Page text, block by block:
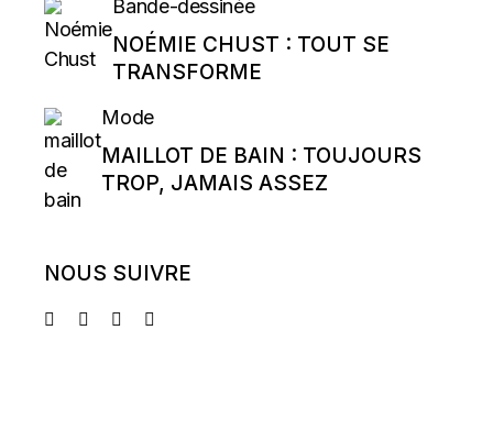
Bande-dessinée
NOÉMIE CHUST : TOUT SE
TRANSFORME
Mode
MAILLOT DE BAIN : TOUJOURS
TROP, JAMAIS ASSEZ
NOUS SUIVRE